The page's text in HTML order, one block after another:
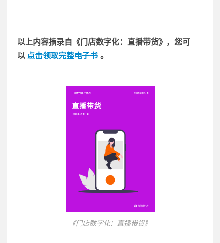
以上内容摘录自《门店数字化：直播带货》，您可
以 点击领取完整电子书 。
《门店数字化：直播带货》